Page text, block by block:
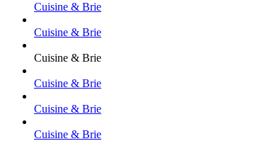
Cuisine & Brie
Cuisine & Brie
Cuisine & Brie
Cuisine & Brie
Cuisine & Brie
Cuisine & Brie